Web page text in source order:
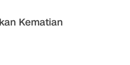
Kematian